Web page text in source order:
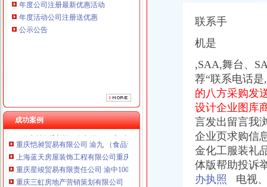
年度公司注册最新优惠活动
年度活动公司注册送优惠
公示公告
成功案例
重庆星竣贸易有限责任公司 渝中100万 （进出口权）
重庆三虹房地产营销策划有限公司
重庆汇泰贷款咨询有限公司科园路分公司 渝高 （工商注册）
重庆欧氏科技发展有限公司 渝九50万 （进出口权）
重庆安赐商贸有限公司 渝江10万 （工商注册）
重庆恺昶贸易有限公司 渝九 （食品许可证）
上海蓝天房屋装饰工程有限公司重庆分公司 渝北 （工商注册）
重庆星竣贸易有限责任公司 渝中100万 （进出口权）
重庆三虹房地产营销策划有限公司
重庆市优研房地产营销策划有限公司
联系手
机是
,SAA,舞台、
荐“联系电话是
的八方采购发
设计企业图库
言发出留言我
企业页求购信
金化工服装礼
体版帮助投诉
办执照 电视